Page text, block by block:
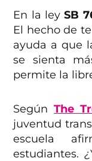
En la leySB
El hecho de
ayuda a que
se sienta
permite la
SegúnThe
juventud
escuela
estudiantes.¿